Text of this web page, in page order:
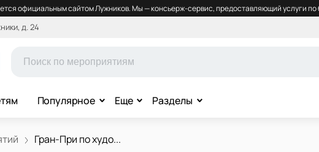
официальным сайтом Лужников. Мы — консьерж-сервис, предоставляющий услуги
д. 24
Популярное Еще Разделы
Гран-При по худо...